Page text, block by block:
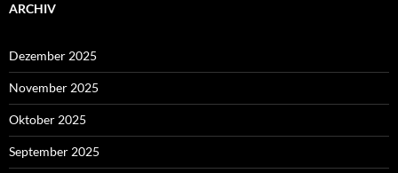
ARCHIV
Dezember 2025
November 2025
Oktober 2025
September 2025